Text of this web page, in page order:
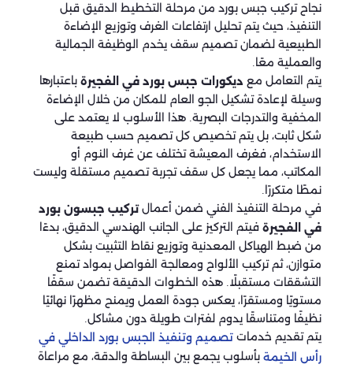
نجاح تركيب جبس بورد من مرحلة التخطيط الدقيق قبل
التنفيذ، حيث يتم تحليل ارتفاعات الغرف وتوزيع الإضاءة
الطبيعية لضمان تصميم سقف يخدم الوظيفة الجمالية
والعملية معًا.
يتم التعامل مع ديكورات جبس بورد في الفجيرة باعتبارها
وسيلة لإعادة تشكيل الجو العام للمكان من خلال الإضاءة
المخفية والتدرجات البصرية. هذا الأسلوب لا يعتمد على
شكل ثابت، بل يتم تخصيص كل تصميم حسب طبيعة
الاستخدام، فغرف المعيشة تختلف عن غرف النوم أو
المكاتب، مما يجعل كل سقف تجربة تصميم مستقلة وليست
نمطًا متكررًا.
في مرحلة التنفيذ الفني ضمن أعمالتركيب جبسون بورد
في الفجيرة فيتم التركيز على الجانب الهندسي الدقيق، بدءًا
من ضبط الهياكل المعدنية وتوزيع نقاط التثبيت بشكل
متوازن، ثم تركيب الألواح ومعالجة الفواصل بمواد تمنع
التشققات مستقبلًا. هذه الخطوات الدقيقة تضمن سقفًا
مستويًا ومستقرًا، يعكس جودة العمل ويمنح مظهرًا نهائيًا
نظيفًا ومتناسقًا يدوم لفترات طويلة دون مشاكل.
يتم تقديم خدمات تصميم وتنفيذ الجبس بورد الداخلي في
رأس الخيمة بأسلوب يجمع بين البساطة والدقة، مع مراعاة